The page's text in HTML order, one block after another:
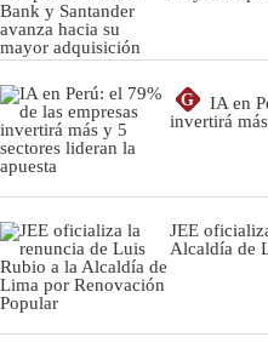
G
IA en
invertirá
JEE
Alcaldía de